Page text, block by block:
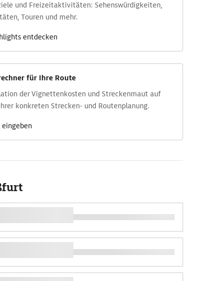
und Freizeit­aktivitäten: Sehens­würdig­keiten,
Touren und mehr.
entdecken
für Ihre Route
der Vignettenkosten und Streckenmaut auf
konkreten Strecken- und Routenplanung.
eingeben